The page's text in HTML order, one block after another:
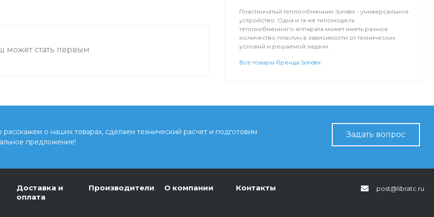
может стать первым
Пластинчатый теплообменник Sondex - универсальное
устройство. Одна и та же типомодель
теплообменного аппарата может иметь разное
количество пластин в зависимости от технических
условий и решаемой задачи.
Все товары бренда Sondex
о наших товарах, сделаем технический расчет и подготовим
предложение!
Задать вопрос
Доставка и
оплата
Производители О компании Контакты post@libratc.ru